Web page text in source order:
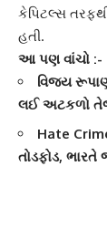
કેપિટલ્સ
હતી.
આ પણ વાંચો :-
વિજય
લઈ અટકળો
Hate
તોડફોડ, ભારતે